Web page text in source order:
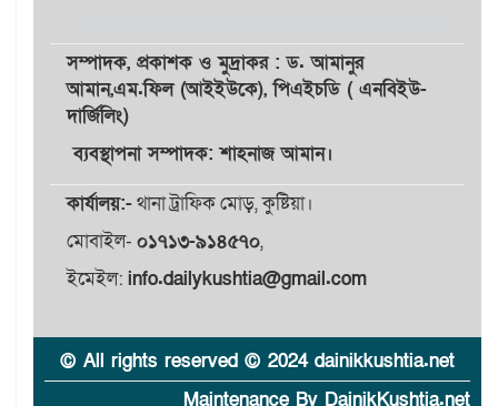
বাড়ি
৬
প্রথমবারের মতো এমপিওভুক্ত
গবেষণার আগে গবেষণার ভিত্তি:
স্বাদ
সম্পাদক, প্রকাশকওমুদ্রাকর: ড. আমানুর
আমান,এম.ফিল (আইইউকে), পিএইচডি ( এনবিইউ-
দার্জিলিং)
ব্যবস্থাপনা সম্পাদক: শাহনাজ আমান।
কার্যালয়:-থানা ট্রাফিক মোড়, কুষ্টিয়া।
মোবাইল- ০১৭১৩-৯১৪৫৭০,
ইমেইল: info.dailykushtia@gmail.com
© All rights reserved © 2024 dainikkushtia.net
Maintenance By DainikKushtia.net